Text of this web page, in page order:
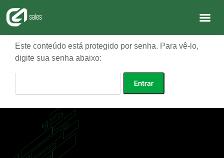
Este conteúdo está protegido por senha. Para vê-lo,
digite sua senha abaixo:
Senha: